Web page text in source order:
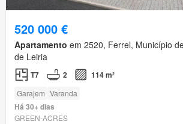
520 000 €
Apartamento em 2520, Ferrel, Município
de Leiria
T7 2 114 m²
Garajem Varanda
Há 30+ dias
GREEN-ACRES